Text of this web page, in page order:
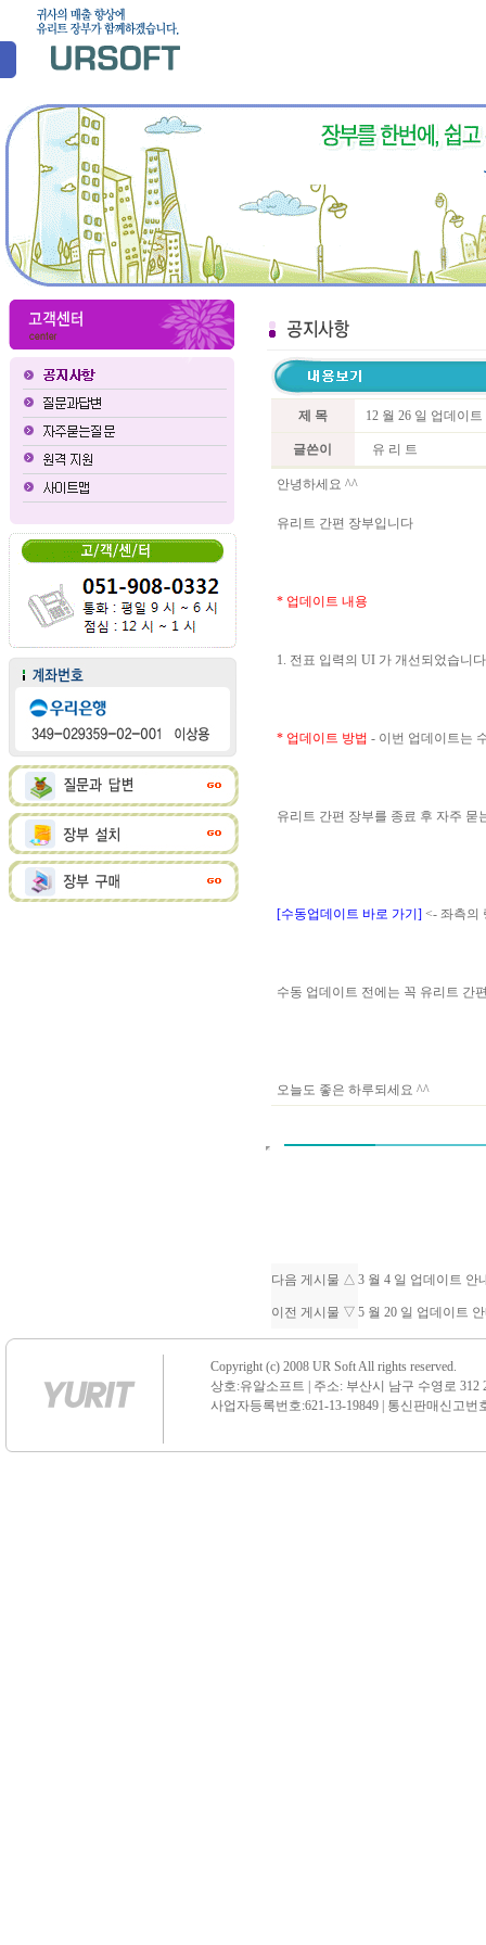
제 목 12 월 26 일 업데이
글쓴이 유 리 트
안녕하세요 ^^
유리트 간편 장부입니다
* 업데이트 내용
1. 전표 입력의 UI 가 개선되었습니
* 업데이트 방법 - 이번 업데이트는
유리트 간편 장부를 종료 후 자주
[수동업데이트 바로 가기] <- 좌측의
수동 업데이트 전에는 꼭 유리트 간
오늘도 좋은 하루되세요 ^^
다음 게시물 △ 3 월 4 일 업데이트 안
이전 게시물 ▽ 5 월 20 일 업데이트
Copyright (c) 2008 UR Soft All rights reserved.
상호:유알소프트 | 주소: 부산시 남구 수영로 312
사업자등록번호:621-13-19849 | 통신판매신고번